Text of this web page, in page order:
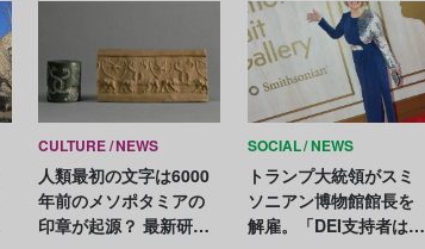
CULTURE NEWS
人類最初の文字は6000
年前のメソポタミアの
印章が起源？ 最新研究
SOCIAL NEWS
トランプ大統領がスミ
ソニアン博物館館長を
解雇。「DEI支持者は館